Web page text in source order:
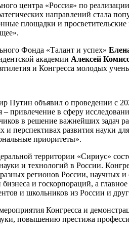
центра «Россия» по
направлений стала
площадки и
Фонда «Талант и успех»
академии Алексей
и Конгресса молодых
Путин объявил о проведении с
– привлечение в сферу
в решение важнейших задач
перспективах развития науки
приоритеты».
территории «Сириус»
и технологий в России.
регионов России, научных и
бизнеса и госкорпораций, а
и школьников из России и
Конгресса и
повышению престижа